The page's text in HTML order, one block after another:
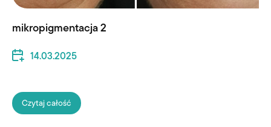
mikropigmentacja 2
14.03.2025
Czytaj całość